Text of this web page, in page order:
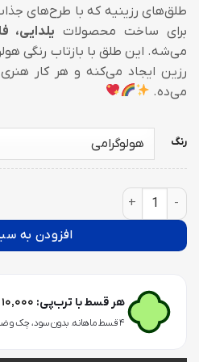
طلق‌های رزینیه که با طرح‌های
برای ساخت محصولات یلدایی،
می‌شه. این طلق با بازتاب رنگی
رزین ایجاد می‌کنه و هر کار
می‌ده.
رنگ
طلق شفاف PM11 عدد
افزودن به
هر قسط با ترب‌پی: 10,000
۴ قسط ماهانه. بدون سود، چک و ضامن.